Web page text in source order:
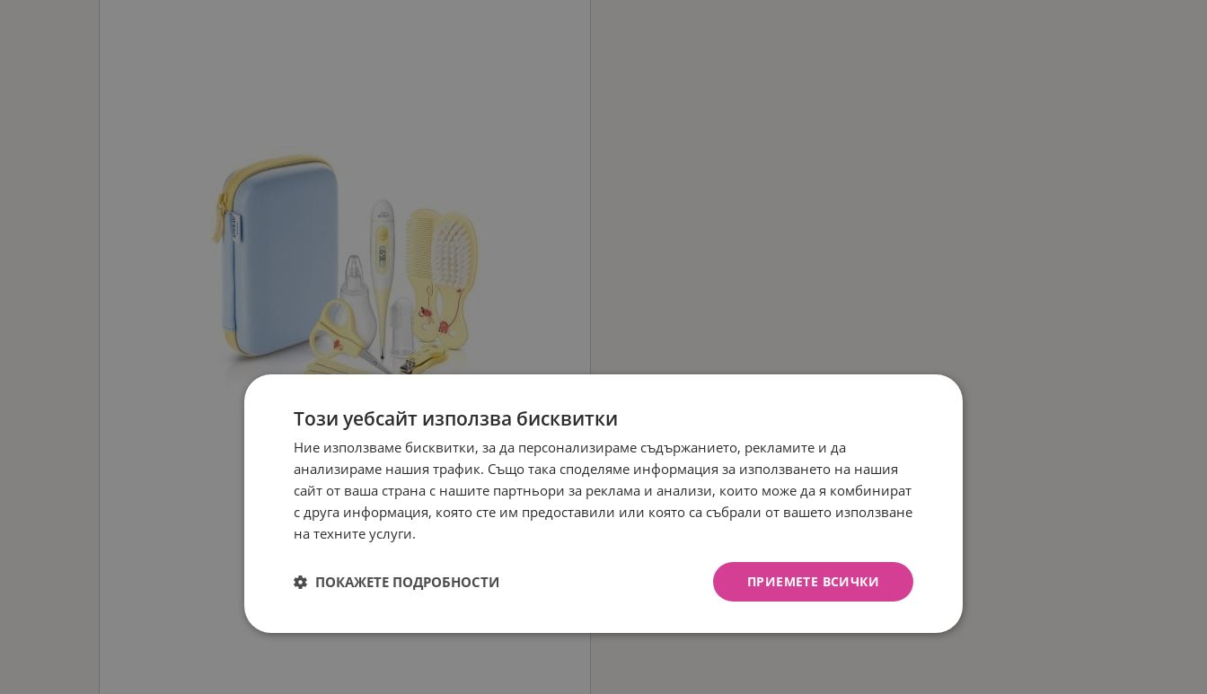
Този уебсайт използва бисквитки
Ние използваме бисквитки, за да персонализираме съдържанието, рекламите и да
анализираме нашия трафик. Също така споделяме информация за използването на нашия
сайт от ваша страна с нашите партньори за реклама и анализи, които може да я комбинират
с друга информация, която сте им предоставили или която са събрали от вашето използване
на техните услуги.
ПРИЕМЕТЕ ВСИЧКИ
ПОКАЖЕТЕ ПОДРОБНОСТИ